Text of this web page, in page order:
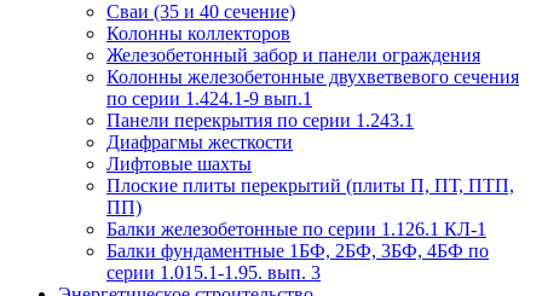
Сваи (35 и 40 сечение)
Колонны коллекторов
Железобетонный забор и панели ограждения
Колонны железобетонные двухветвевого сечения
по серии 1.424.1-9 вып.1
Панели перекрытия по серии 1.243.1
Диафрагмы жесткости
Лифтовые шахты
Плоские плиты перекрытий (плиты П, ПТ, ПТП,
ПП)
Балки железобетонные по серии 1.126.1 КЛ-1
Балки фундаментные 1БФ, 2БФ, 3БФ, 4БФ по
серии 1.015.1-1.95. вып. 3